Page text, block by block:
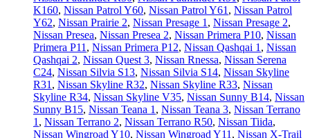
K160, Nissan Patrol Y60, Nissan Patrol Y61 , Nissan Patrol
Y62, Nissan Prairie 2, Nissan Presage 1 , Nissan Presage 2,
Nissan Presea, Nissan Presea 2, Nissan Primera P10, Nissan
Primera P11 , Nissan Primera P12, Nissan Qashqai 1 , Nissan
Qashqai 2, Nissan Quest 3, Nissan Rnessa, Nissan Serena
C24, Nissan Silvia S13, Nissan Silvia S14, Nissan Skyline
R31 , Nissan Skyline R32, Nissan Skyline R33, Nissan
Skyline R34, Nissan Skyline V35, Nissan Sunny B14, Nissan
Sunny B15, Nissan Teana 1 , Nissan Teana 3, Nissan Terrano
1 , Nissan Terrano 2, Nissan Terrano R50, Nissan Tiida,
Nissan Wingroad Y10, Nissan Wingroad Y11 , Nissan X-Trail